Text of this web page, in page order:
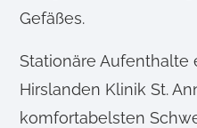
Gefäßes.
Stationäre Aufenthalte
Hirslanden Klinik St.
komfortabelsten